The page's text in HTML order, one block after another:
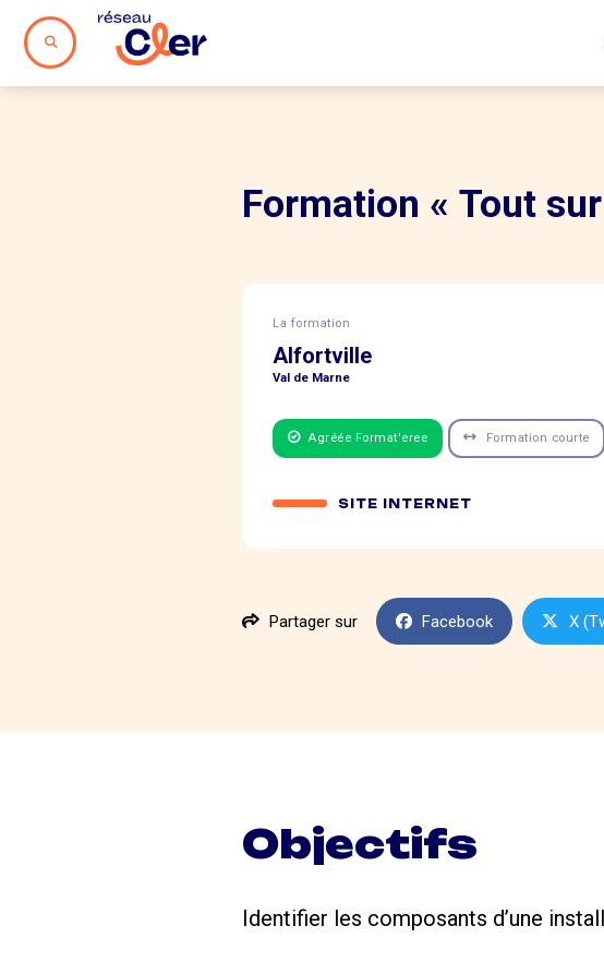
Formation « Tout
La formation
Alfortville
Val de Marne
Agréée Format'eree Formation courte
SITE INTERNET
Partager sur Facebook X
Objectifs
Identifier les composants d’une